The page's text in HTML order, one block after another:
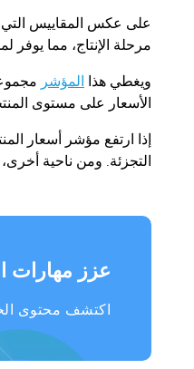
على عكس المقاييس
مرحلة الإنتاج، مما يوفر
ويغطي هذا المؤشر
الأسعار على مستوى
إذا ارتفع مؤشر أسعار
التجزئة. ومن ناحية
عزز مهارات
اكتشف محتوى